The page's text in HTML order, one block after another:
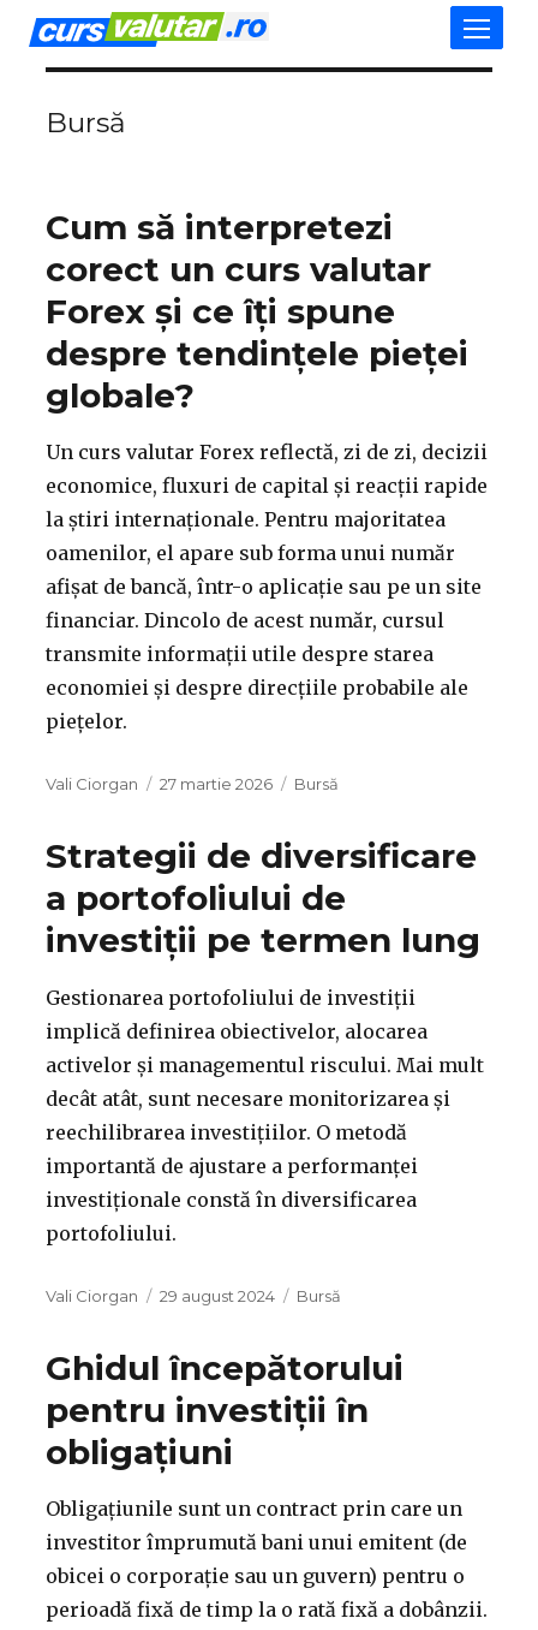
Bursă
Cum să interpretezi
corect un curs valutar
Forex și ce îți spune
despre tendințele pieței
globale?
Un curs valutar Forex reflectă, zi de zi, decizii
economice, fluxuri de capital și reacții rapide
la știri internaționale. Pentru majoritatea
oamenilor, el apare sub forma unui număr
afișat de bancă, într-o aplicație sau pe un site
financiar. Dincolo de acest număr, cursul
transmite informații utile despre starea
economiei și despre direcțiile probabile ale
piețelor.
Autor
Vali Ciorgan
Publicat
27 martie 2026 Categorii
Bursă
Strategii de diversificare
a portofoliului de
investiții pe termen lung
Gestionarea portofoliului de investiții
implică definirea obiectivelor, alocarea
activelor și managementul riscului. Mai mult
decât atât, sunt necesare monitorizarea și
reechilibrarea investițiilor. O metodă
importantă de ajustare a performanței
investiționale constă în diversificarea
portofoliului.
Autor
Vali Ciorgan
Publicat
29 august 2024 Categorii
Bursă
Ghidul începătorului
pentru investiții în
obligațiuni
Obligațiunile sunt un contract prin care un
investitor împrumută bani unui emitent (de
obicei o corporație sau un guvern) pentru o
perioadă fixă de timp la o rată fixă a dobânzii.